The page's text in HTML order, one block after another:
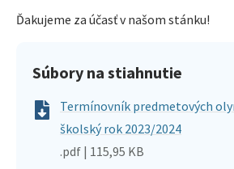
Ďakujeme za účasť v našom stánku!
Súbory na stiahnutie
Termínovník predmetových
školský rok 2023/2024
.pdf | 115,95 KB